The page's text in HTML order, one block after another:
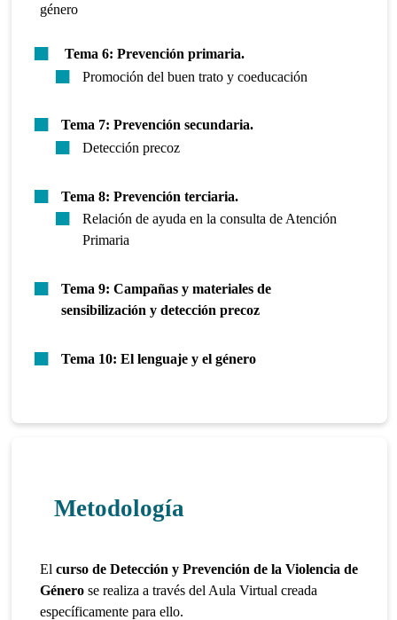
género
Tema 6:Prevención primaria.
Promoción del buen trato y coeducación
Tema 7: Prevención secundaria.
Detección precoz
Tema 8: Prevención terciaria.
Relación de ayuda en la consulta de Atención
Primaria
Tema 9: Campañas y materiales de
sensibilización y detección precoz
Tema 10: El lenguaje y el género
Metodología
Elcurso de Detección y Prevención de la Violencia de
Género se realiza a través del Aula Virtual creada
específicamente para ello.